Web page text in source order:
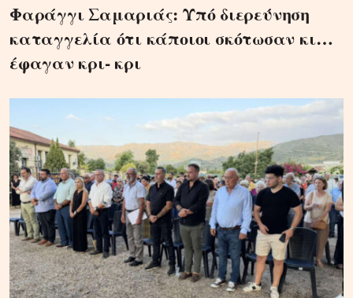
Φαράγγι Σαμαριάς: Υπό διερεύνηση
καταγγελία ότι κάποιοι σκότωσαν κι…
έφαγαν κρι- κρι